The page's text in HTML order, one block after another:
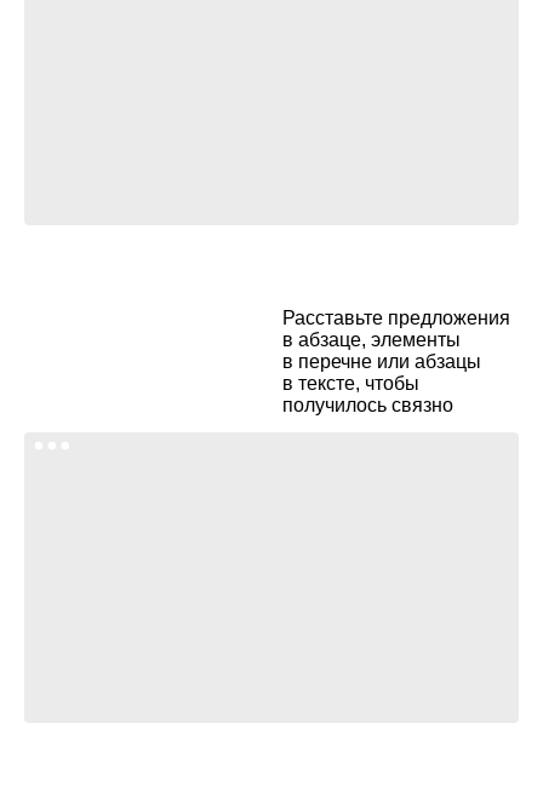
Расставьте предложения
в абзаце, элементы
в перечне или абзацы
в тексте, чтобы
получилось связно